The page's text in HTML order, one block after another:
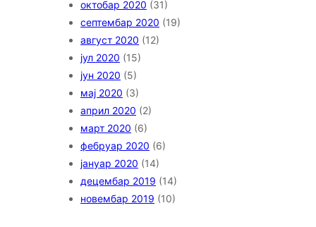
октобар 2020 (31)
септембар 2020 (19)
август 2020 (12)
јул 2020 (15)
јун 2020 (5)
мај 2020 (3)
април 2020 (2)
март 2020 (6)
фебруар 2020 (6)
јануар 2020 (14)
децембар 2019 (14)
новембар 2019 (10)